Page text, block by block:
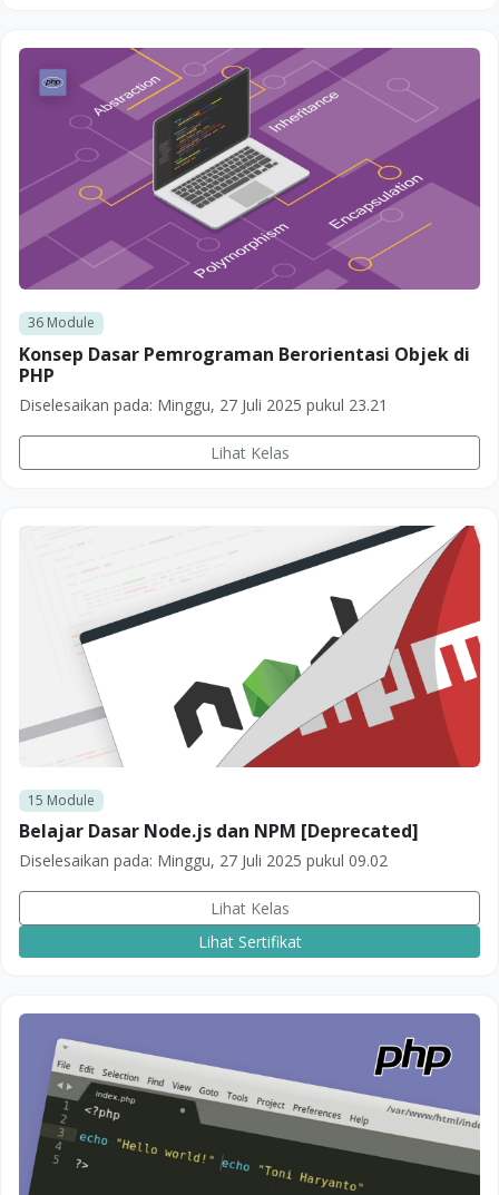
36Module
Konsep Dasar Pemrograman Berorientasi Objek di
PHP
Diselesaikan pada: Minggu, 27 Juli 2025 pukul 23.21
Lihat Kelas
15 Module
Belajar Dasar Node.js dan NPM [Deprecated]
Diselesaikan pada: Minggu, 27 Juli 2025 pukul 09.02
Lihat Kelas
Lihat Sertifikat